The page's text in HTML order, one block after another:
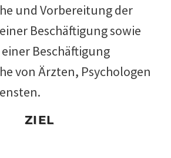
und Vorbereitung der
Beschäftigung sowie
Beschäftigung
von Ärzten, Psychologen
ZIEL